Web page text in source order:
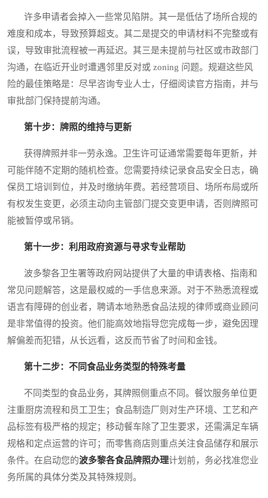
许多申请者会掉入一些常见陷阱。其一是低估了场所合规的
难度和成本，导致预算超支。其二是提交的申请材料不完整或有
误，导致审批流程被一再延迟。其三是未提前与社区或市政部门
沟通，在临近开业时遭遇邻里反对或 zoning 问题。规避这些风
险的最佳策略是：尽早咨询专业人士，仔细阅读官方指南，并与
审批部门保持提前沟通。
第十步：牌照的维持与更新
获得牌照并非一劳永逸。卫生许可证通常需要每年更新，并
可能伴随不定期的随机检查。您需要持续记录食品安全日志，确
保员工培训到位，并及时缴纳年费。若经营项目、场所布局或所
有权发生变更，必须主动向主管部门提交变更申请，否则牌照可
能被暂停或吊销。
第十一步：利用政府资源与寻求专业帮助
波多黎各卫生署等政府网站提供了大量的申请表格、指南和
常见问题解答，这是最权威的一手信息来源。对于不熟悉流程或
语言有障碍的创业者，聘请本地熟悉食品法规的律师或商业顾问
是非常值得的投资。他们能高效地指导您完成每一步，避免因理
解偏差而犯错，从长远看，这反而节省了时间和金钱。
第十二步：不同食品业务类型的特殊考量
不同类型的食品业务，其牌照侧重点不同。餐饮服务单位更
注重厨房流程和员工卫生；食品制造厂则对生产环境、工艺和产
品标签有极严格的规定；移动餐车除了卫生要求，还需满足车辆
规格和定点运营的许可；而零售商店则重点关注食品储存和展示
条件。在启动您的波多黎各食品牌照办理计划前，务必找准您业
务所属的具体分类及其特殊规则。